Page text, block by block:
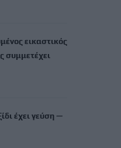
εικαστικός
συμμετέχει
έχει γεύση —